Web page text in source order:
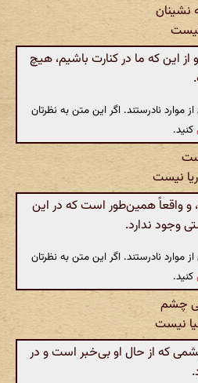
نشینان
این که ما در کنارت باشیم، هیچ
نادرستند. اگر این متن به نظرتان
کنید.
نیست
واقعاً همین‌طور است که در این
وجود ندارد.
نادرستند. اگر این متن به نظرتان
کنید.
چشم
نیست
که از حال او بی‌خبر است و در